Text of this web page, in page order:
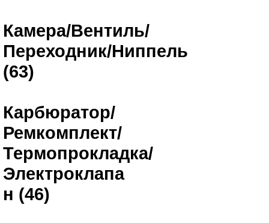
Камера/Вентиль/
Переходник/Ниппель
(63)
Карбюратор/
Ремкомплект/
Термопрокладка/
Электроклапа
н (46)